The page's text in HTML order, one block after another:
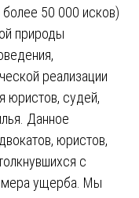
более 50 000 исков)
природы
реализации
юристов, судей,
Данное
юристов,
с
ущерба. Мы